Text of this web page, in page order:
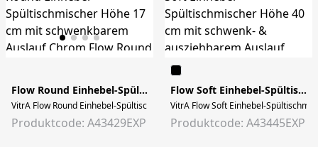
Flow Round Einhebel-Spültischmischer 4,2 x 26,4 x 17,4 cm Chrom
VitrA Flow Round Einhebel-Spültischmischer Höhe 17 cm mit
Produktcode: A43429EXP
Flow Soft Einhebel-Spültischmischer 10,9 x 28 x 39,9 cm Chrom
VitrA Flow Soft Einhebel-
Produktcode: A43445EXP